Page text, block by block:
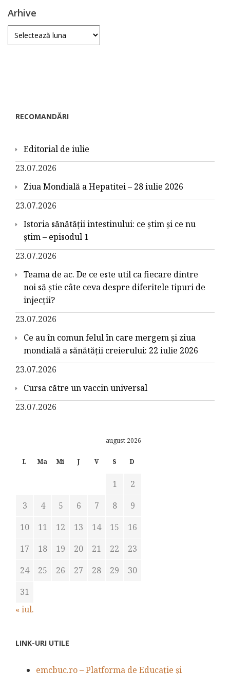
Arhive
Arhive
RECOMANDĂRI
Editorial de iulie
23.07.2026
Ziua Mondială a Hepatitei – 28 iulie 2026
23.07.2026
Istoria sănătății intestinului: ce știm și ce nu
știm – episodul 1
23.07.2026
Teama de ac. De ce este util ca fiecare dintre
noi să știe câte ceva despre diferitele tipuri de
injecții?
23.07.2026
Ce au în comun felul în care mergem și ziua
mondială a sănătății creierului: 22 iulie 2026
23.07.2026
Cursa către un vaccin universal
23.07.2026
august 2026
L Ma Mi J V S D
1
2
3
4 5 6 7 8
9
10
11 12 13 14 15
16
17
18 19 20 21 22
23
24
25 26 27 28 29
30
31
« iul.
LINK-URI UTILE
emcbuc.ro – Platforma de Educație și